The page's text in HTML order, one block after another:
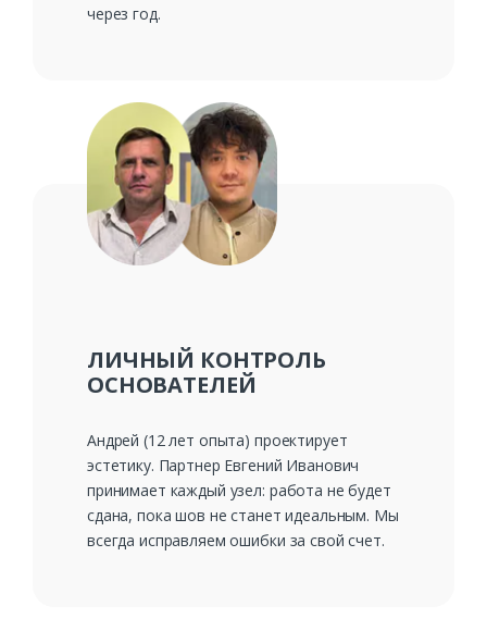
через год.
ЛИЧНЫЙ КОНТРОЛЬ
ОСНОВАТЕЛЕЙ
Андрей (12 лет опыта) проектирует
эстетику. Партнер Евгений Иванович
принимает каждый узел: работа не будет
сдана, пока шов не станет идеальным. Мы
всегда исправляем ошибки за свой счет.